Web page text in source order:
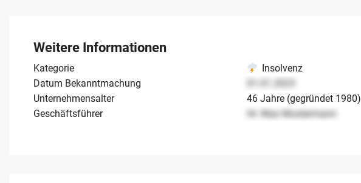
Weitere Informationen
Kategorie
Insolvenz
Datum Bekanntmachung
Unternehmensalter
46 Jahre (gegründet 1980)
Geschäftsführer
Hr. Max Mustermann